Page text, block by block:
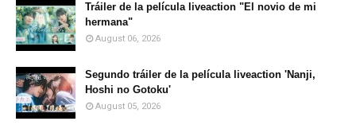
Tráiler de la película liveaction "El novio de mi
hermana"
August 06, 2026
Segundo tráiler de la película liveaction 'Nanji,
Hoshi no Gotoku'
August 05, 2026